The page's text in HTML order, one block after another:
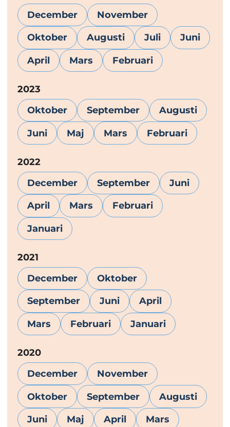
December
November
Oktober Augusti Juli Juni
April Mars Februari
År:
2023
Oktober
September Augusti
Juni Maj Mars Februari
År:
2022
December
September Juni
April Mars Februari
Januari
År:
2021
December
Oktober
September Juni April
Mars Februari Januari
År:
2020
December
November
Oktober September Augusti
Juni Maj April Mars